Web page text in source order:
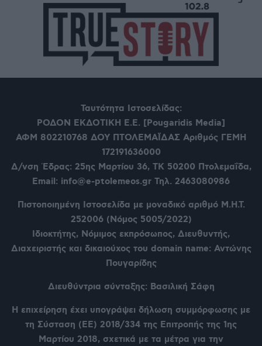
Ταυτότητα Ιστοσελίδας:
ΡΟΔΟΝ ΕΚΔΟΤΙΚΗ Ε.Ε. [Pougaridis Media]
ΑΦΜ 802210768 ΔΟΥ ΠΤΟΛΕΜΑΪΔΑΣ Αριθμός ΓΕΜΗ
172191636000
Δ/νση Έδρας: 25ης Μαρτίου 36, ΤΚ 50200 Πτολεμαΐδα,
Email: info@e-ptolemeos.gr Τηλ. 2463080986
Πιστοποιημένη Ιστοσελίδα με μοναδικό αριθμό Μ.Η.Τ.
252006 (Νόμος 5005/2022)
Ιδιοκτήτης, Νόμιμος εκπρόσωπος, Διευθυντής,
Διαχειριστής και δικαιούχος του domain name: Αντώνης
Πουγαρίδης
Διευθύντρια σύνταξης: Βασιλική Σάφη
Η επιχείρηση έχει υπογράψει δήλωση συμμόρφωσης με
τη Σύσταση (ΕΕ) 2018/334 της Επιτροπής της 1ης
Μαρτίου 2018, σχετικά με τα μέτρα για την